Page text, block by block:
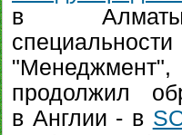
в
специальности
продолжил
в Англии - в